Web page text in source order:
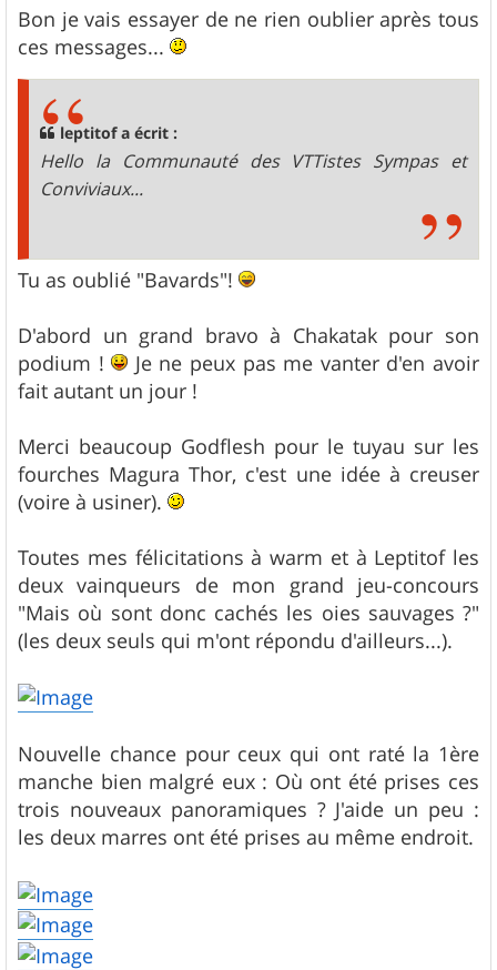
g
e
Bon je vais essayer de ne rien oublier après tous
ces messages...
leptitof a écrit :
Hello la Communauté des VTTistes Sympas et
Conviviaux...
Tu as oublié "Bavards"!
D'abord un grand bravo à Chakatak pour son
podium !
Je ne peux pas me vanter d'en avoir
fait autant un jour !
Merci beaucoup Godflesh pour le tuyau sur les
fourches Magura Thor, c'est une idée à creuser
(voire à usiner).
Toutes mes félicitations à warm et à Leptitof les
deux vainqueurs de mon grand jeu-concours
"Mais où sont donc cachés les oies sauvages ?"
(les deux seuls qui m'ont répondu d'ailleurs...).
Nouvelle chance pour ceux qui ont raté la 1ère
manche bien malgré eux : Où ont été prises ces
trois nouveaux panoramiques ? J'aide un peu :
les deux marres ont été prises au même endroit.